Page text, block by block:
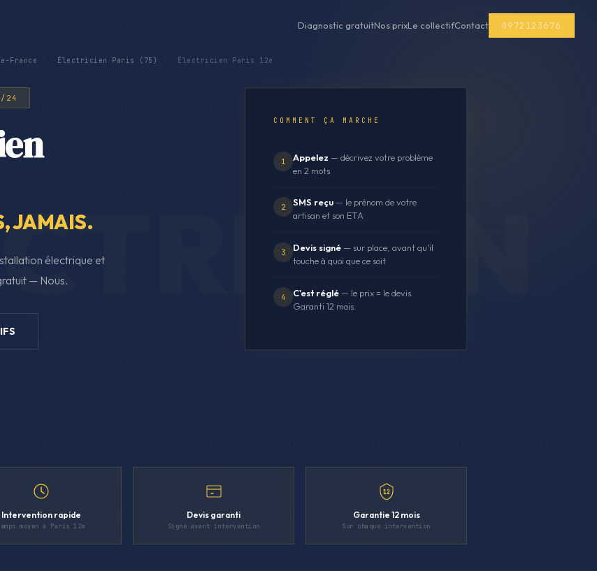
Diagnostic gratuitNos prixLe collectifContact 0972123676
France Électricien Paris (75) Électricien Paris 12e
24
JAMAIS.
électrique et
— Nous.
COMMENT ÇA MARCHE
1 Appelez — décrivez votre problème
en 2 mots
2 SMS reçu — le prénom de votre
artisan et son ETA
3 Devis signé — sur place, avant qu'il
touche à quoi que ce soit
4 C'est réglé — le prix = le devis.
Garanti 12 mois.
Intervention rapide
moyen à Paris 12e
Devis garanti
Signé avant intervention
12
Garantie 12 mois
Sur chaque intervention